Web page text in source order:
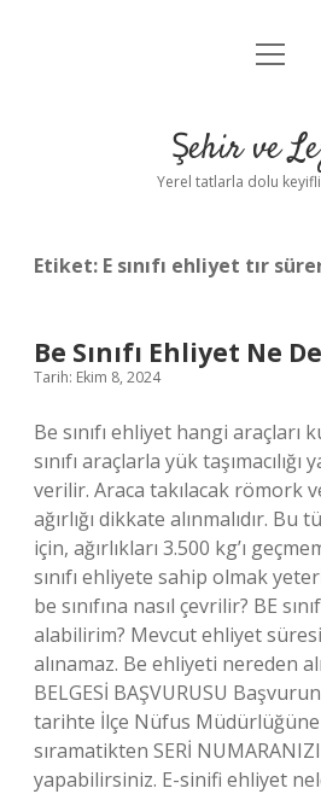
Anasayfa
Yasal Uyarı
menüyü
Şehir ve
Yerel tatlarla dolu
Etiket: E sınıfı ehliyet tır
Be Sınıfı Ehliyet Ne
Tarih: Ekim 8, 2024
Be sınıfı ehliyet hangi araçları
sınıfı araçlarla yük
verilir. Araca takılacak römork
ağırlığı dikkate alınmalıdır.
için, ağırlıkları 3.500 kg’ı
sınıfı ehliyete sahip olmak
be sınıfına nasıl çevrilir? BE
alabilirim? Mevcut ehliyet
alınamaz. Be ehliyeti nereden
BELGESİ BAŞVURUSU
tarihte İlçe Nüfus
sıramatikten SERİ
yapabilirsiniz. E-sinifi ehliyet